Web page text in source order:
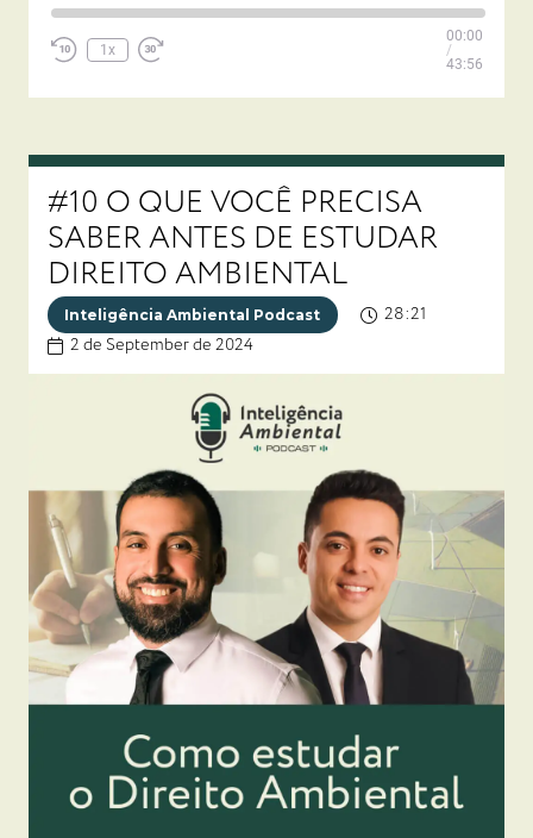
Episode
1x
00:00
/
43:56
#10 O QUE VOCÊ PRECISA
SABER ANTES DE ESTUDAR
DIREITO AMBIENTAL
Inteligência Ambiental Podcast
28:21
2 de September de 2024